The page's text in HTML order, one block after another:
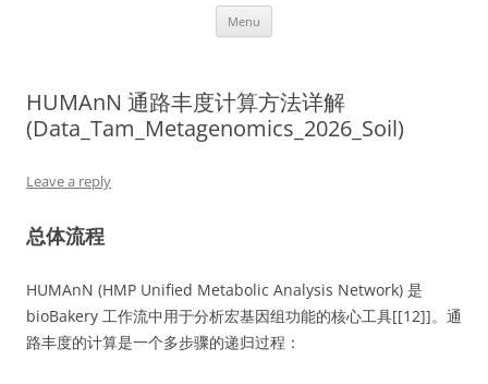
Menu
HUMAnN 通路丰度计算方法详解
(Data_Tam_Metagenomics_2026_Soil)
Leave a reply
总体流程
HUMAnN (HMP Unified Metabolic Analysis Network) 是
bioBakery 工作流中用于分析宏基因组功能的核心工具[[12]]。通
路丰度的计算是一个多步骤的递归过程：